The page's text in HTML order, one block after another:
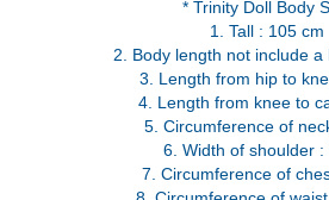
* Trinity Doll Body
1. Tall : 105 cm
2. Body length not include a
3. Length from hip to
4. Length from knee to
5. Circumference of
6. Width of shoulder :
7. Circumference of